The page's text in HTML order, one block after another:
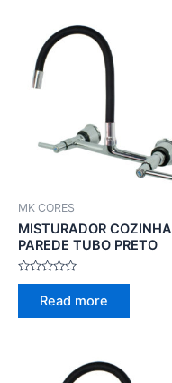
MK CORES
MISTURADOR COZINHA
PAREDE TUBO PRETO
Rated
Read more